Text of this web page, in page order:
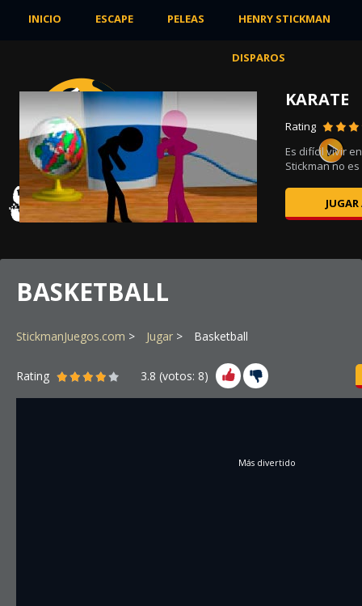
INICIO ESCAPE PELEAS HENRY STICKMAN
DISPAROS
KARATE
Rating
Es difícil vivir
Stickman no
BASKETBALL
StickmanJuegos.com Jugar Basketball
Rating 3.8 (votos: 8)
Más divertido